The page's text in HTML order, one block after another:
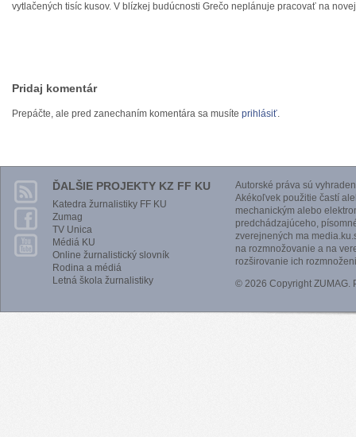
vytlačených tisíc kusov. V blízkej budúcnosti Grečo neplánuje pracovať na
Pridaj komentár
Prepáčte, ale pred zanechaním komentára sa musíte prihlásiť.
ĎALŠIE PROJEKTY KZ FF KU
Katedra žurnalistiky FF KU
Zumag
TV Unica
Médiá KU
Online žurnalistický slovník
Rodina a médiá
Letná škola žurnalistiky
Autorské práva sú
Akékoľvek použitie častí
mechanickým alebo
predchádzajúceho,
zverejnených ma
na rozmnožovanie a na
rozširovanie ich
© 2026 Copyright ZUMAG.